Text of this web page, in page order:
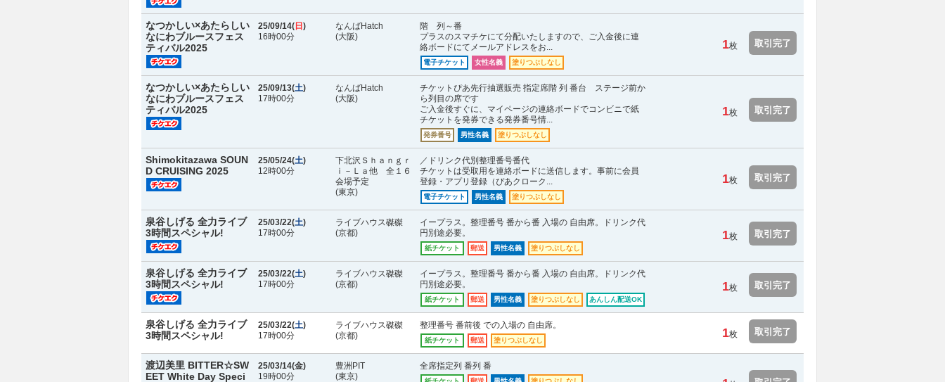
なつかしい×あたらしい
なにわブルースフェス
ティバル2025
25/09/14( 日 )
16時00分
なんばHatch
(大阪)
階 列～番
プラスのスマチケにて分配いたしますので、ご入金後に連
絡ボードにてメールアドレスをお...
電子チケット 女性名義 塗りつぶしなし
1枚 取引完了
なつかしい×あたらしい
なにわブルースフェス
ティバル2025
25/09/13(土)
17時00分
なんばHatch
(大阪)
チケットぴあ先行抽選販売 指定席階 列 番台 ステージ前か
ら列目の席です
ご入金後すぐに、マイページの連絡ボードでコンビニで紙
チケットを発券できる発券番号情...
発券番号 男性名義 塗りつぶしなし
1枚 取引完了
Shimokitazawa SOUN
D CRUISING 2025
25/05/24(土)
12時00分
下北沢Ｓｈａｎｇｒ
ｉ－Ｌａ他 全１６
会場予定
(東京)
／ドリンク代別整理番号番代
チケットは受取用を連絡ボードに送信します。事前に会員
登録・アプリ登録（ぴあクローク...
電子チケット 男性名義 塗りつぶしなし
1枚 取引完了
泉谷しげる 全力ライブ
3時間スペシャル!
25/03/22(土)
17時00分
ライブハウス磔磔
(京都)
イープラス。整理番号 番から番 入場の 自由席。ドリンク代
円別途必要。
紙チケット 郵送 男性名義 塗りつぶしなし
1枚 取引完了
泉谷しげる 全力ライブ
3時間スペシャル!
25/03/22(土)
17時00分
ライブハウス磔磔
(京都)
イープラス。整理番号 番から番 入場の 自由席。ドリンク代
円別途必要。
紙チケット 郵送 男性名義 塗りつぶしなし あんしん配送OK
1枚 取引完了
泉谷しげる 全力ライブ
3時間スペシャル!
25/03/22(土)
17時00分
ライブハウス磔磔
(京都)
整理番号 番前後 での入場の 自由席。
紙チケット 郵送 塗りつぶしなし
1枚 取引完了
渡辺美里 BITTER☆SW
EET White Day Speci
25/03/14(金)
19時00分
豊洲PIT
(東京)
全席指定列 番列 番